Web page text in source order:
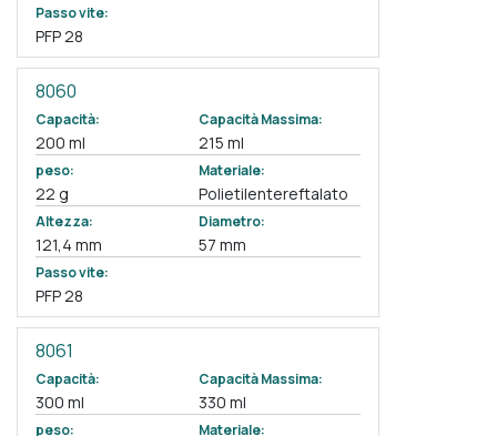
Passo vite:
PFP 28
8060
Capacità:
200 ml
Capacità Massima:
215 ml
peso:
22 g
Materiale:
Polietilentereftalato
Altezza:
121,4 mm
Diametro:
57 mm
Passo vite:
PFP 28
8061
Capacità:
300 ml
Capacità Massima:
330 ml
peso: Materiale: